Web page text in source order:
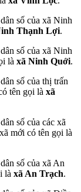
số của xã Ninh
Thạnh Lợi.
số của xã Ninh
là xã Ninh Quới.
số của thị trấn
tên gọi là xã
số của các xã
mới có tên gọi là
số của xã An
là xã An Trạch.